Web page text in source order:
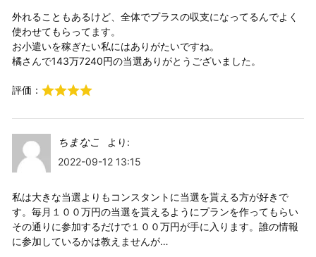
外れることもあるけど、全体でプラスの収支になってるんでよく
使わせてもらってます。
お小遣いを稼ぎたい私にはありがたいですね。
橘さんで143万7240円の当選ありがとうございました。
評価：
ちまなこ
より:
2022-09-12 13:15
私は大きな当選よりもコンスタントに当選を貰える方が好きで
す。毎月１００万円の当選を貰えるようにプランを作ってもらい
その通りに参加するだけで１００万円が手に入ります。誰の情報
に参加しているかは教えませんが…